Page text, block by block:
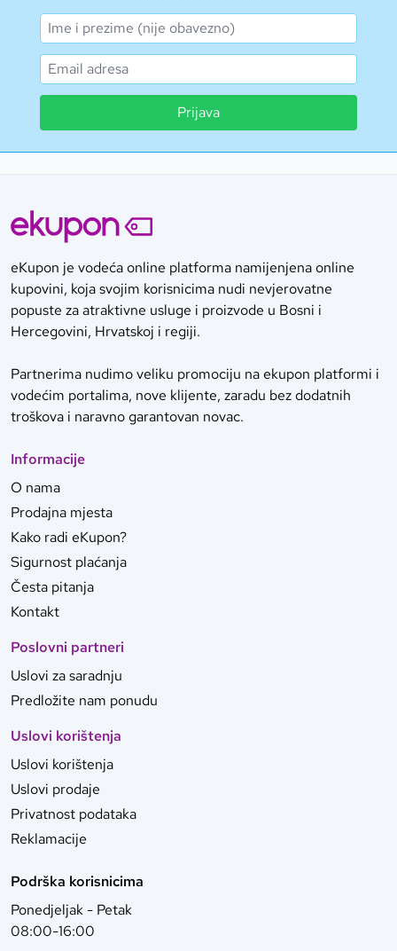
Prijava
eKupon je vodeća online platforma namijenjena online
kupovini, koja svojim korisnicima nudi nevjerovatne
popuste za atraktivne usluge i proizvode u Bosni i
Hercegovini, Hrvatskoj i regiji.
Partnerima nudimo veliku promociju na ekupon platformi i
vodećim portalima, nove klijente, zaradu bez dodatnih
troškova i naravno garantovan novac.
Informacije
O nama
Prodajna mjesta
Kako radi eKupon?
Sigurnost plaćanja
Česta pitanja
Kontakt
Poslovni partneri
Uslovi za saradnju
Predložite nam ponudu
Uslovi korištenja
Uslovi korištenja
Uslovi prodaje
Privatnost podataka
Reklamacije
Podrška korisnicima
Ponedjeljak - Petak
08:00-16:00